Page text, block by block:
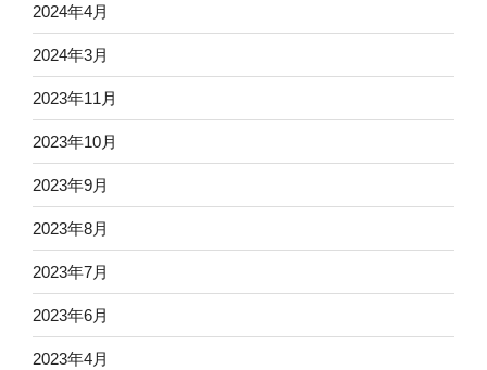
2024年4月
2024年3月
2023年11月
2023年10月
2023年9月
2023年8月
2023年7月
2023年6月
2023年4月